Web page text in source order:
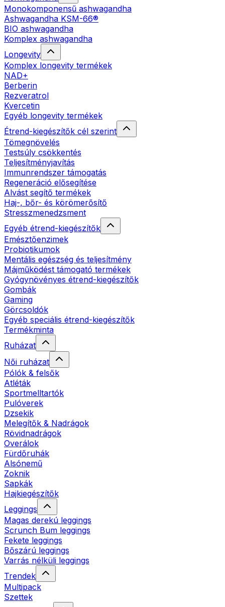
Monokomponensű ashwagandha
Ashwagandha KSM-66®
BIO ashwagandha
Komplex ashwagandha
Longevity
Komplex longevity termékek
NAD+
Berberin
Rezveratrol
Kvercetin
Egyéb longevity termékek
Étrend-kiegészítők cél szerint
Tömegnövelés
Testsúly csökkentés
Teljesítményjavítás
Immunrendszer támogatás
Regeneráció elősegítése
Alvást segítő termékek
Haj-, bőr- és körömerősítő
Stresszmenedzsment
Egyéb étrend-kiegészítők
Emésztőenzimek
Probiotikumok
Mentális egészség és teljesítmény
Májműködést támogató termékek
Gyógynövényes étrend-kiegészítők
Gombák
Gaming
Görcsoldók
Egyéb speciális étrend-kiegészítők
Termékminta
Ruházat
Női ruházat
Pólók & felsők
Atléták
Sportmelltartók
Pulóverek
Dzsekik
Melegítők & Nadrágok
Rövidnadrágok
Overálok
Fürdőruhák
Alsónemű
Zoknik
Sapkák
Hajkiegészítők
Leggings
Magas derekú leggings
Scrunch Bum leggings
Fekete leggings
Bőszárú leggings
Varrás nélküli leggings
Trendek
Multipack
Szettek